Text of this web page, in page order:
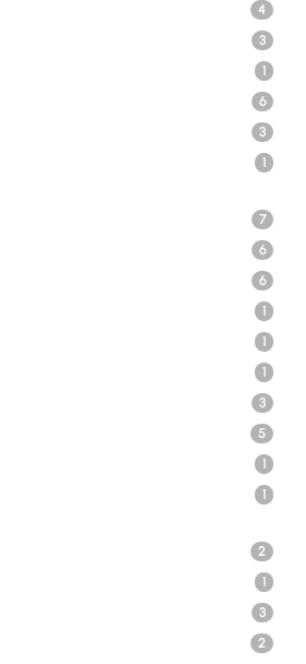
4
3
1
6
3
1
7
6
6
1
1
1
3
5
1
1
2
1
3
2